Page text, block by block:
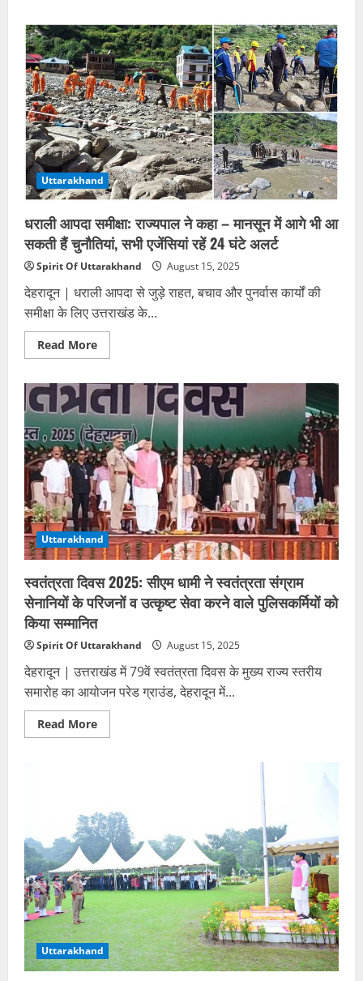
बहू
से
आधी
रात
को
ससुर
की
छेड़छाड़,
विरोध
करने
पर
दी
जलाकर
मारने
की
धमकी
Uttarakhand
धराली आपदा समीक्षा: राज्यपाल ने कहा – मानसून में आगे भी आ
सकती हैं चुनौतियां, सभी एजेंसियां रहें 24 घंटे अलर्ट
Spirit Of Uttarakhand August 15, 2025
देहरादून | धराली आपदा से जुड़े राहत, बचाव और पुनर्वास कार्यों की
समीक्षा के लिए उत्तराखंड के...
Read MoreRead
more
आपदा
समीक्षा:
राज्यपाल
ने
कहा
–
मानसून
में
आगे
भी
आ
सकती
हैं
चुनौतियां,
सभी
एजेंसियां
24
घंटे
अलर्ट
Uttarakhand
स्वतंत्रता दिवस 2025: सीएम धामी ने स्वतंत्रता संग्राम
सेनानियों के परिजनों व उत्कृष्ट सेवा करने वाले पुलिसकर्मियों को
किया सम्मानित
Spirit Of Uttarakhand August 15, 2025
देहरादून | उत्तराखंड में 79वें स्वतंत्रता दिवस के मुख्य राज्य स्तरीय
समारोह का आयोजन परेड ग्राउंड, देहरादून में...
Read MoreRead
more
ने
स्वतंत्रता
संग्राम
सेनानियों
के
परिजनों
व
उत्कृष्ट
करने
वाले
पुलिसकर्मियों
को
किया
सम्मानित
Uttarakhand